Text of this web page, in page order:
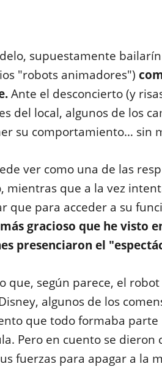
supuestamente
"robots animadores")
Ante el desconcierto (y
del local, algunos de los
su comportamiento… sin
ver como una de las
mientras que a la vez
que para acceder a su
gracioso que he visto
presenciaron el
que, según parece, el
algunos de los
que todo formaba
Pero en cuento se
fuerzas para apagar a la